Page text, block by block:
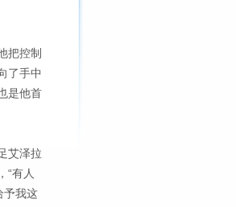
把控制
了手中
是他首
艾泽拉
“有人
予我这